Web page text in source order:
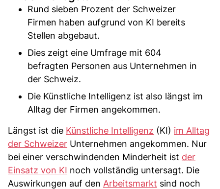
Rund sieben Prozent der Schweizer
Firmen haben aufgrund von KI bereits
Stellen abgebaut.
Dies zeigt eine Umfrage mit 604
befragten Personen aus Unternehmen in
der Schweiz.
Die Künstliche Intelligenz ist also längst im
Alltag der Firmen angekommen.
Längst ist die Künstliche Intelligenz (KI) im Alltag
der Schweizer Unternehmen angekommen. Nur
bei einer verschwindenden Minderheit ist der
Einsatz von KI noch vollständig untersagt. Die
Auswirkungen auf den Arbeitsmarkt sind noch